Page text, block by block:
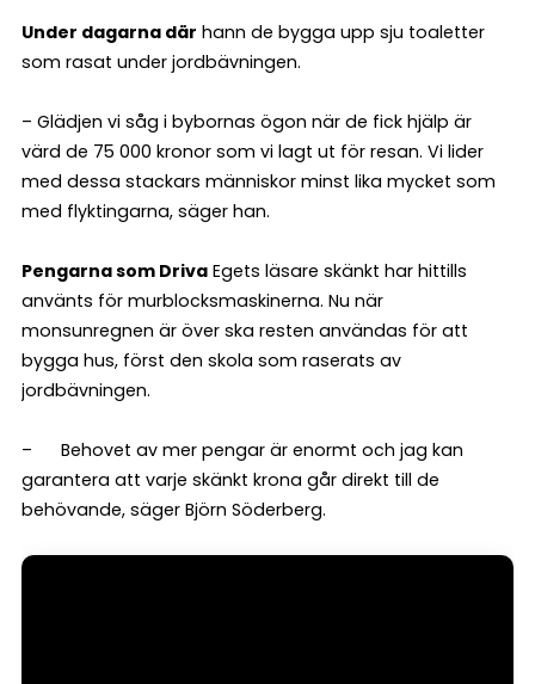
Under dagarna där hann de bygga upp sju toaletter
som rasat under jordbävningen.
– Glädjen vi såg i bybornas ögon när de fick hjälp är
värd de 75 000 kronor som vi lagt ut för resan. Vi lider
med dessa stackars människor minst lika mycket som
med flyktingarna, säger han.
Pengarna som Driva Egets läsare skänkt har hittills
använts för murblocksmaskinerna. Nu när
monsunregnen är över ska resten användas för att
bygga hus, först den skola som raserats av
jordbävningen.
– Behovet av mer pengar är enormt och jag kan
garantera att varje skänkt krona går direkt till de
behövande, säger Björn Söderberg.